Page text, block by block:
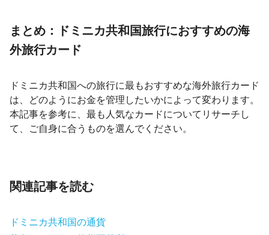
まとめ：ドミニカ共和国旅行におすすめの海
外旅行カード
ドミニカ共和国への旅行に最もおすすめな海外旅行カード
は、どのようにお金を管理したいかによって変わります。
本記事を参考に、最も人気なカードについてリサーチし
て、ご自身に合うものを選んでください。
関連記事を読む
ドミニカ共和国の通貨